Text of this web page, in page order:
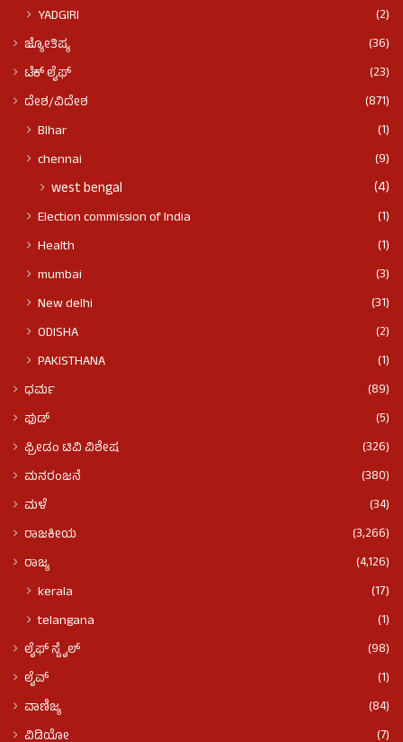
YADGIRI
(2)
ಜ್ಯೋತಿಷ್ಯ
(36)
ಟೆಕ್ ಲೈಫ್
(23)
ದೇಶ/ವಿದೇಶ
(871)
BIhar
(1)
chennai
(9)
west bengal (4)
Election commission of India
(1)
Health
(1)
mumbai
(3)
New delhi
(31)
ODISHA
(2)
PAKISTHANA
(1)
ಧರ್ಮ
(89)
ಫುಡ್​​
(5)
ಫ್ರೀಡಂ ಟಿವಿ ವಿಶೇಷ
(326)
ಮನರಂಜನೆ
(380)
ಮಳೆ
(34)
ರಾಜಕೀಯ
(3,266)
ರಾಜ್ಯ
(4,126)
kerala
(17)
telangana
(1)
ಲೈಫ್ ಸ್ಟೈಲ್
(98)
ಲೈವ್
(1)
ವಾಣಿಜ್ಯ
(84)
ವಿಡಿಯೋ
(7)